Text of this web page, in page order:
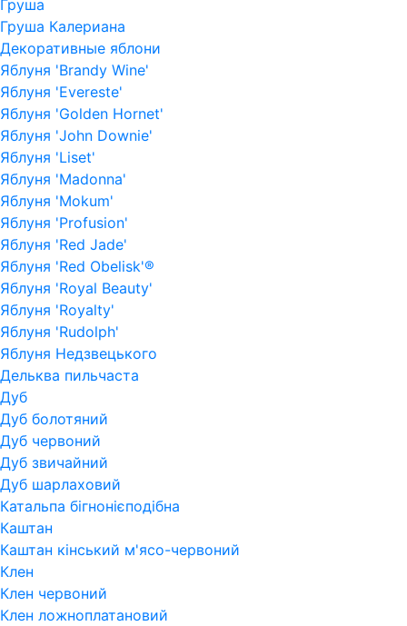
Груша
Груша Калериана
Декоративные яблони
Яблуня 'Brandy Wine'
Яблуня 'Evereste'
Яблуня 'Golden Hornet'
Яблуня 'John Downie'
Яблуня 'Liset'
Яблуня 'Madonna'
Яблуня 'Mokum'
Яблуня 'Profusion'
Яблуня 'Red Jade'
Яблуня 'Red Obelisk'®
Яблуня 'Royal Beauty'
Яблуня 'Royalty'
Яблуня 'Rudolph'
Яблуня Недзвецького
Дельква пильчаста
Дуб
Дуб болотяний
Дуб червоний
Дуб звичайний
Дуб шарлаховий
Катальпа бігнонієподібна
Каштан
Каштан кінський м'ясо-червоний
Клен
Клен червоний
Клен ложноплатановий